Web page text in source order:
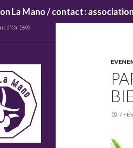
La Mano / contact :
7
d’Or (69)